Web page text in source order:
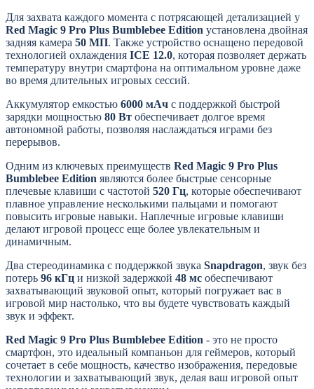
Для захвата каждого момента с потрясающей детализацией у
Red Magic 9 Pro Plus Bumblebee Edition установлена двойная
задняя камера 50 МП. Также устройство оснащено передовой
технологией охлаждения ICE 12.0, которая позволяет держать
температуру внутри смартфона на оптимальном уровне даже
во время длительных игровых сессий.
Аккумулятор емкостью 6000 мАч с поддержкой быстрой
зарядки мощностью 80 Вт обеспечивает долгое время
автономной работы, позволяя наслаждаться играми без
перерывов.
Одним из ключевых преимуществ Red Magic 9 Pro Plus
Bumblebee Edition являются более быстрые сенсорные
плечевые клавиши с частотой 520 Гц, которые обеспечивают
плавное управление несколькими пальцами и помогают
повысить игровые навыки. Наплечные игровые клавиши
делают игровой процесс еще более увлекательным и
динамичным.
Два стереодинамика с поддержкой звука Snapdragon, звук без
потерь 96 кГц и низкой задержкой 48 мс обеспечивают
захватывающий звуковой опыт, который погружает вас в
игровой мир настолько, что вы будете чувствовать каждый
звук и эффект.
Red Magic 9 Pro Plus Bumblebee Edition - это не просто
смартфон, это идеальный компаньон для геймеров, который
сочетает в себе мощность, качество изображения, передовые
технологии и захватывающий звук, делая ваш игровой опыт